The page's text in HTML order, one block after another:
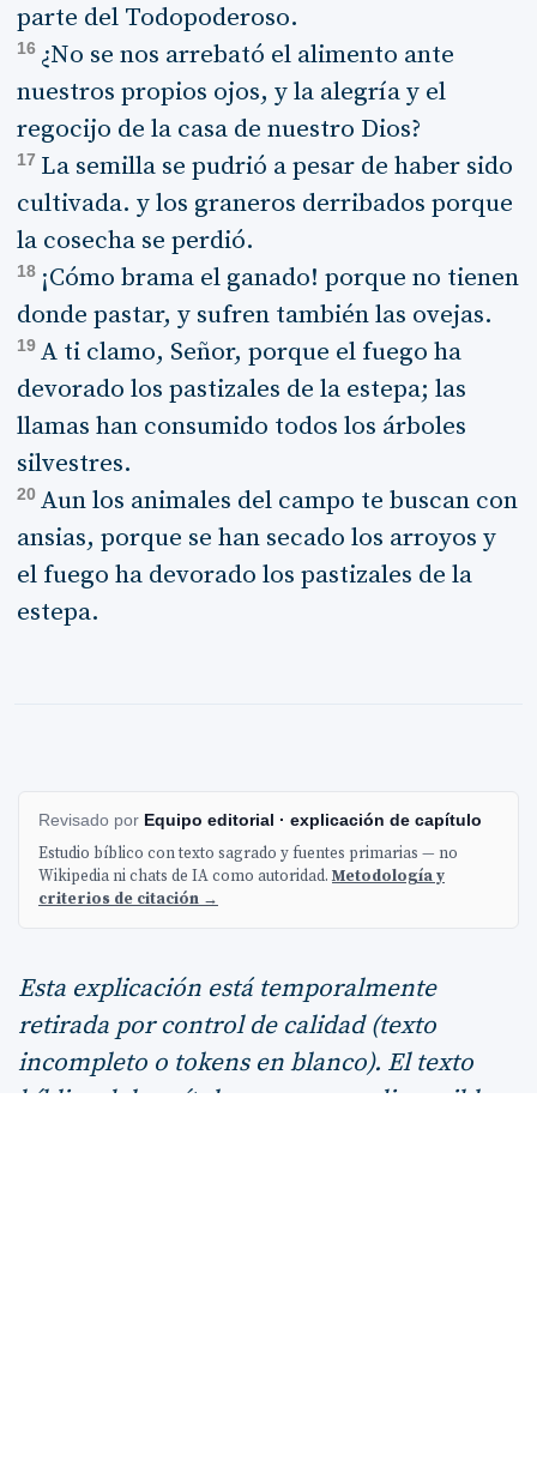
parte del Todopoderoso.
16 ¿No se nos arrebató el alimento ante
nuestros propios ojos, y la alegría y el
regocijo de la casa de nuestro Dios?
17 La semilla se pudrió a pesar de haber sido
cultivada. y los graneros derribados porque
la cosecha se perdió.
18 ¡Cómo brama el ganado! porque no tienen
donde pastar, y sufren también las ovejas.
19 A ti clamo, Señor, porque el fuego ha
devorado los pastizales de la estepa; las
llamas han consumido todos los árboles
silvestres.
20 Aun los animales del campo te buscan con
ansias, porque se han secado los arroyos y
el fuego ha devorado los pastizales de la
estepa.
Revisado por Equipo editorial · explicación de capítulo
Estudio bíblico con texto sagrado y fuentes primarias — no
Wikipedia ni chats de IA como autoridad.Metodología y
criterios de citación →
Esta explicación está temporalmente
retirada por control de calidad (texto
incompleto o tokens en blanco). El texto
bíblico del capítulo permanece disponible